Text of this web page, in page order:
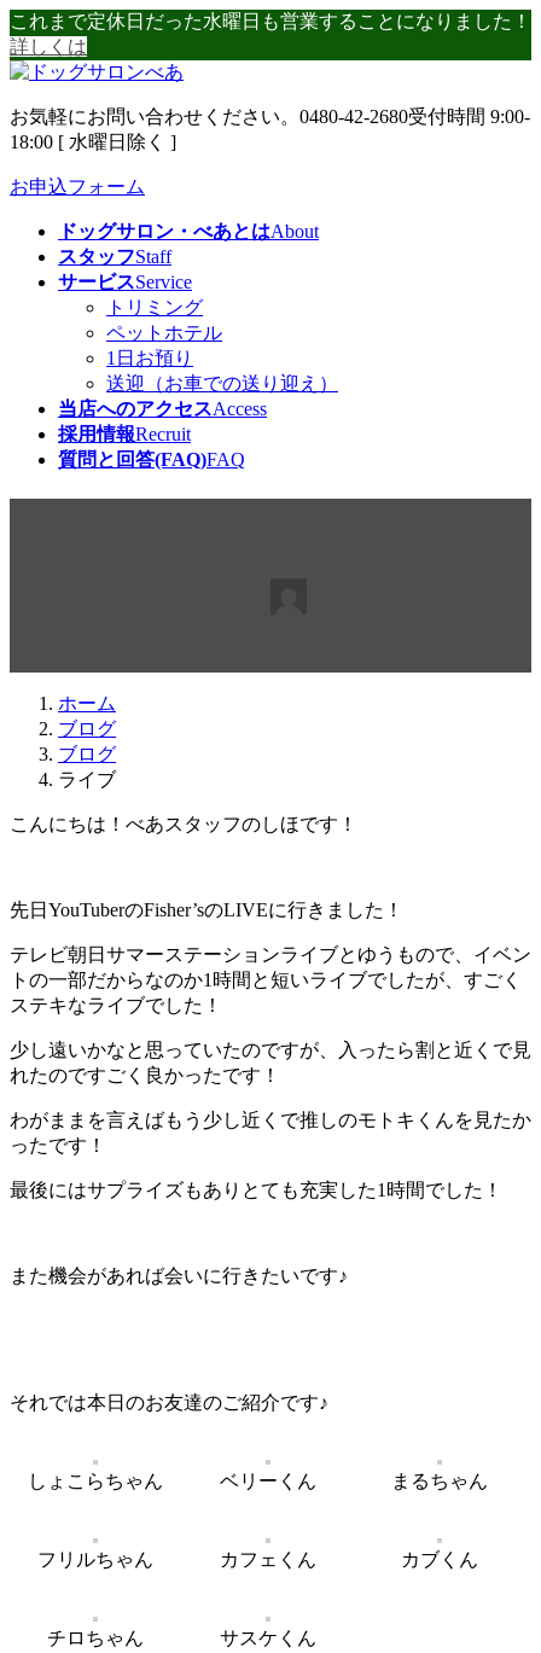
コ
ン
テ
ツ
へ
キ
ナ
ビ
ゲ
シ
ョ
に
これまで定休日だった水曜日も営業することになりました！
詳しくは
お気軽にお問い合わせください。 0480-42-2680受付時間 9:00-
18:00 [ 水曜日除く ]
お申込フォーム
ドッグサロン・べあとはAbout
スタッフStaff
サービスService
トリミング
ペットホテル
1日お預り
送迎（お車での送り迎え）
当店へのアクセスAccess
採用情報Recruit
質問と回答(FAQ)FAQ
ホーム
ブログ
ブログ
ライブ
こんにちは！べあスタッフのしほです！
先日YouTuberのFisher’sのLIVEに行きました！
テレビ朝日サマーステーションライブとゆうもので、イベン
トの一部だからなのか1時間と短いライブでしたが、すごく
ステキなライブでした！
少し遠いかなと思っていたのですが、入ったら割と近くで見
れたのですごく良かったです！
わがままを言えばもう少し近くで推しのモトキくんを見たか
ったです！
最後にはサプライズもありとても充実した1時間でした！
また機会があれば会いに行きたいです♪
それでは本日のお友達のご紹介です♪
しょこらちゃん ベリーくん まるちゃん
フリルちゃん カフェくん カブくん
チロちゃん サスケくん